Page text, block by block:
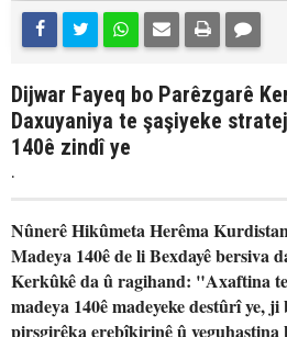
Dijwar Fayeq bo Parêzgarê
Daxuyaniya te şaşiyeke
140ê zindî ye
.
Nûnerê Hikûmeta Herêma
Madeya 140ê de li Bexdayê bersiva
Kerkûkê da û ragihand: "Axaftina te
madeya 140ê madeyeke destûrî ye,
pirsgirêka erebîkirinê û veguhastina